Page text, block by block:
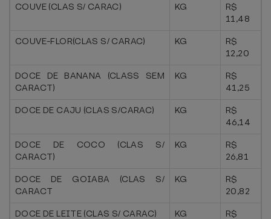
COUVE (CLAS S/ CARAC)
KG
R$
11,48
COUVE-FLOR(CLAS S/ CARAC)
KG
R$
12,20
DOCE DE BANANA (CLASS SEM
CARACT)
KG
R$
41,25
DOCE DE CAJU (CLAS S/CARAC)
KG
R$
46,14
DOCE DE COCO (CLAS S/
CARACT)
KG
R$
26,81
DOCE DE GOIABA (CLAS S/
CARACT
KG
R$
20,82
DOCE DE LEITE (CLAS S/ CARAC)
KG
R$